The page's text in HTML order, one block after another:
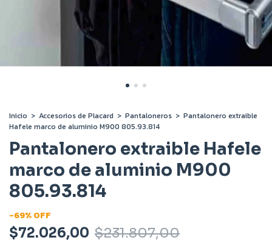
Inicio > Accesorios de Placard > Pantaloneros > Pantalonero extraible
Hafele marco de aluminio M900 805.93.814
Pantalonero extraible Hafele
marco de aluminio M900
805.93.814
-69%OFF
$72.026,00 $231.807,00